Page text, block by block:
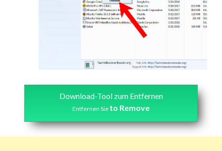
Download-Tool zum Entfernen
Entfernen Sie to Remove